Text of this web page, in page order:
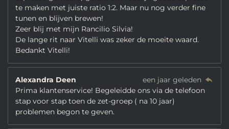
te maken met juiste ratio 1:2. Maar nu nog verder fine
tunen en blijven brewen!
Zeer blij met mijn Rancilio Silvia!
De lange rit naar Vitelli was zeker de moeite waard.
Bedankt Vitelli!
Alexandra Deen
een jaar geleden
Prima klantenservice! Begeleidde ons via de telefoon
stap voor stap toen de zet-groep ( na 10 jaar)
problemen begon te geven.